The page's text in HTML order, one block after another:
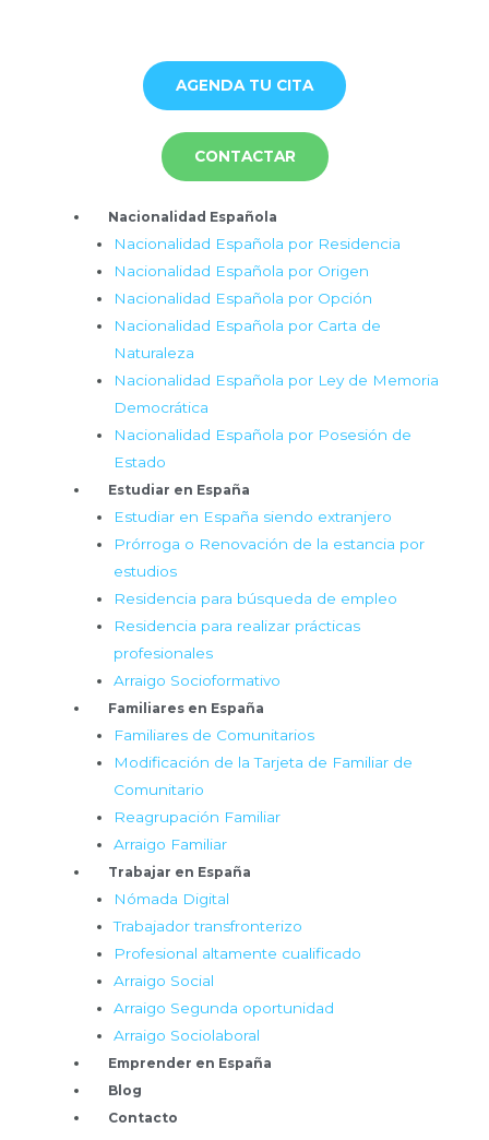
AGENDA TU CITA
CONTACTAR
Nacionalidad Española
Nacionalidad Española por Residencia
Nacionalidad Española por Origen
Nacionalidad Española por Opción
Nacionalidad Española por Carta de
Naturaleza
Nacionalidad Española por Ley de Memoria
Democrática
Nacionalidad Española por Posesión de
Estado
Estudiar en España
Estudiar en España siendo extranjero
Prórroga o Renovación de la estancia por
estudios
Residencia para búsqueda de empleo
Residencia para realizar prácticas
profesionales
Arraigo Socioformativo
Familiares en España
Familiares de Comunitarios
Modificación de la Tarjeta de Familiar de
Comunitario
Reagrupación Familiar
Arraigo Familiar
Trabajar en España
Nómada Digital
Trabajador transfronterizo
Profesional altamente cualificado
Arraigo Social
Arraigo Segunda oportunidad
Arraigo Sociolaboral
Emprender en España
Blog
Contacto
Menú